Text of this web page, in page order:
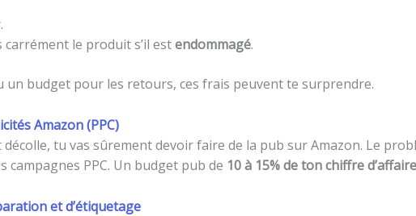
le produit s’il estendommagé.
un budget pour les retours, ces frais peuvent te surprendre.
Amazon (PPC)
tu vas sûrement devoir faire de la pub sur Amazon. Le
campagnes PPC. Un budget pub de 10 à 15% de ton chiffre
et d’étiquetage